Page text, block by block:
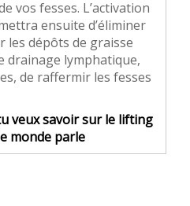
vos fesses. L’activation
ensuite d’éliminer
les dépôts de graisse
drainage lymphatique,
de raffermir les fesses
veux savoir sur le lifting
monde parle